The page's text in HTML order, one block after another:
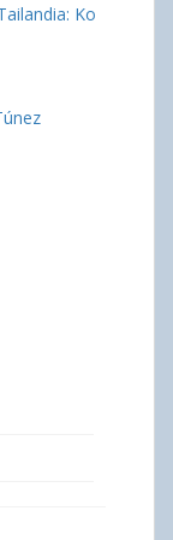
Ko